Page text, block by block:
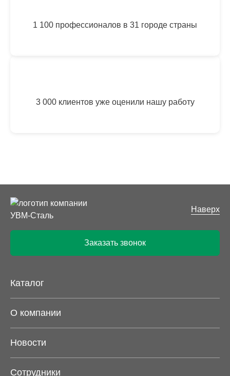
1 100 профессионалов в 31 городе страны
3 000 клиентов уже оценили нашу работу
Наверх
Заказать звонок
Каталог
О компании
Новости
Сотрудники